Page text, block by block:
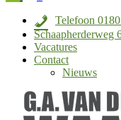
Telefoon
Schaapherderweg
Vacatures
Contact
Nieuws